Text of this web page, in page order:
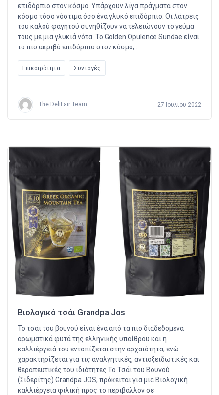
επιδόρπιο στον κόσμο. Υπάρχουν λίγα πράγματα στον
κόσμο τόσο νόστιμα όσο ένα γλυκό επιδόρπιο. Οι λάτρεις
του καλού φαγητού συνηθίζουν να τελειώνουν το γεύμα
τους με μια γλυκιά νότα. Το Golden Opulence Sundae είναι
το πιο ακριβό επιδόρπιο στον κόσμο,…
Επικαιρότητα Συνταγές
The DeliFair Team 27 Ιουλίου 2022
Βιολογικό τσάι Grandpa Jos
Το τσάι του βουνού είναι ένα από τα πιο διαδεδομένα
αρωματικά φυτά της ελληνικής υπαίθρου και η
καλλιέργειά του εντοπίζεται στην αρχαιότητα, ενώ
χαρακτηρίζεται για τις αναλγητικές, αντιοξειδωτικές και
θεραπευτικές του ιδιότητες Το Τσάι του Βουνού
(Σιδερίτης) Grandpa JOS, πρόκειται για μια Βιολογική
καλλιέργεια φιλική προς το περιβάλλον σε